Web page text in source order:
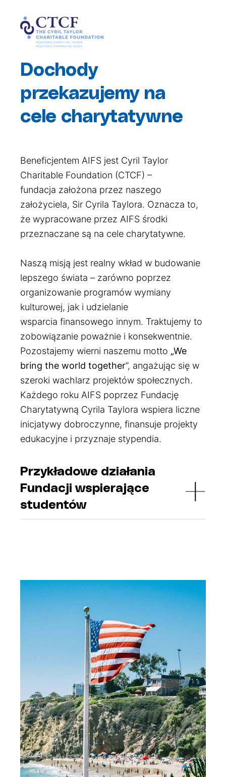
Dochody
przekazujemy na
cele charytatywne
Beneficjentem AIFS jest Cyril Taylor
Charitable Foundation (CTCF) –
fundacja założona przez naszego
założyciela, Sir Cyrila Taylora. Oznacza to,
że wypracowane przez AIFS środki
przeznaczane są na cele charytatywne.
Naszą misją jest realny wkład w budowanie
lepszego świata – zarówno poprzez
organizowanie programów wymiany
kulturowej, jak i udzielanie
wsparcia finansowego innym. Traktujemy to
zobowiązanie poważnie i konsekwentnie.
Pozostajemy wierni naszemu motto „We
bring the world together”, angażując się w
szeroki wachlarz projektów społecznych.
Każdego roku AIFS poprzez Fundację
Charytatywną Cyrila Taylora wspiera liczne
inicjatywy dobroczynne, finansuje projekty
edukacyjne i przyznaje stypendia.
Przykładowe działania
Fundacji wspierające
studentów